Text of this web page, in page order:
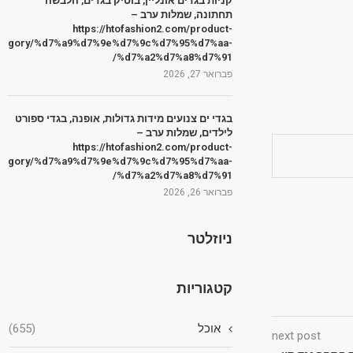
next post
תחתונה, שמלות ערב –
https://htofashion2.com/product-
%d7%a9%d7%9e%d7%9c%d7%95%d7%aa-
%d7%a2%d7%a8%d7%91/
פברואר 27, 2026
בגדי ים צנועים מידות גדולות, אופנה, בגדי ספורט
לילדים, שמלות ערב –
https://htofashion2.com/product-
%d7%a9%d7%9e%d7%9c%d7%95%d7%aa-
%d7%a2%d7%a8%d7%91/
פברואר 26, 2026
ניוזלטר
קטגוריות
אוכל (655)